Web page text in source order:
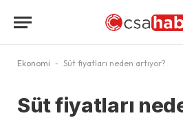
Ekonomi - Süt fiyatları neden artıyor?
Süt fiyatları